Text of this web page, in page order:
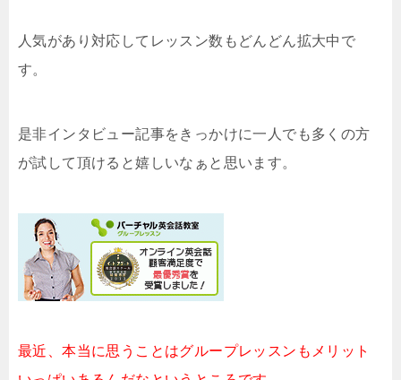
人気があり対応してレッスン数もどんどん拡大中で
す。
是非インタビュー記事をきっかけに一人でも多くの方
が試して頂けると嬉しいなぁと思います。
最近、本当に思うことはグループレッスンもメリット